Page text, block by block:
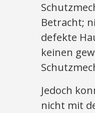
Betracht;
defekte
keinen
Jedoch
nicht mit